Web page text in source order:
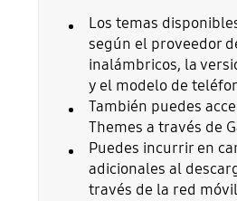
Los temas
según el proveedor
inalámbricos, la
y el modelo de
También puedes
Themes a través de
Puedes incurrir en
adicionales al
través de la red